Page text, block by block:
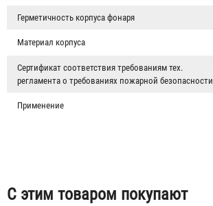
Герметичность корпуса фонаря
Материал корпуса
Сертификат соответствия требованиям тех.
регламента о требованиях пожарной безопасности
Применение
С этим товаром покупают